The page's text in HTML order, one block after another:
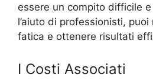
essere un compito difficile
l’aiuto di professionisti,
fatica e ottenere risultati
I Costi Associati